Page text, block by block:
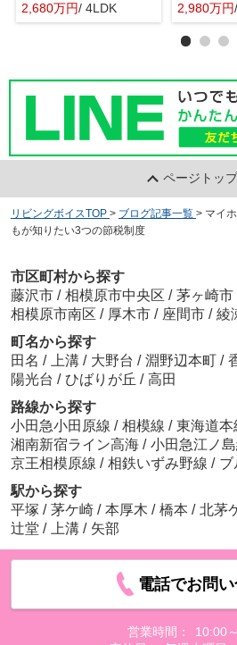
2,680万円/ 4LDK
2,980万円
ページトッ
リビングボイスTOP > ブログ記事一覧 > マイ
もが知りたい3つの節税制度
市区町村から探す
藤沢市 / 相模原市中央区 / 茅ヶ崎市
相模原市南区 / 厚木市 / 座間市 / 綾
町名から探す
田名 / 上溝 / 大野台 / 淵野辺本町 /
陽光台 / ひばりが丘 / 高田
路線から探す
小田急小田原線 / 相模線 / 東海道本
湘南新宿ライン高海 / 小田急江ノ
京王相模原線 / 相鉄いずみ野線 / ブ
駅から探す
平塚 / 茅ケ崎 / 本厚木 / 橋本 / 北茅
辻堂 / 上溝 / 矢部
電話でお問
営業時間：
10:00